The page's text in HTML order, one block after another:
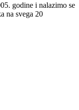
godine i nalazimo se
na svega 20